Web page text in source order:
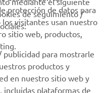
protección de datos para
visitantes usan nuestro
sitio web, productos,
de seguimiento /
para mostrarle
productos y
en nuestro sitio web y
plataformas de